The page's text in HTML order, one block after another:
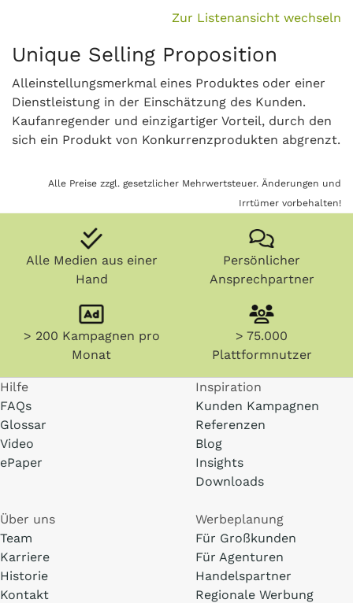
Zur Listenansicht wechseln
Unique Selling Proposition
Alleinstellungsmerkmal eines Produktes oder einer
Dienstleistung in der Einschätzung des Kunden.
Kaufanregender und einzigartiger Vorteil, durch den
sich ein Produkt von Konkurrenzprodukten abgrenzt.
Alle Preise zzgl. gesetzlicher Mehrwertsteuer. Änderungen und
Irrtümer vorbehalten!
Alle Medien aus einer
Hand
Persönlicher
Ansprechpartner
> 200 Kampagnen pro
Monat
> 75.000
Plattformnutzer
Hilfe
FAQs
Glossar
Video
ePaper
Inspiration
Kunden Kampagnen
Referenzen
Blog
Insights
Downloads
Über uns
Team
Karriere
Historie
Kontakt
Werbeplanung
Für Großkunden
Für Agenturen
Handelspartner
Regionale Werbung